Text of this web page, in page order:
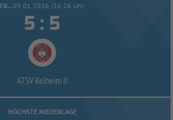
FR.. 09.01.2026 /16:26 Uhr
 : 
ATSV Kelheim II
HÖCHSTE NIEDERLAGE